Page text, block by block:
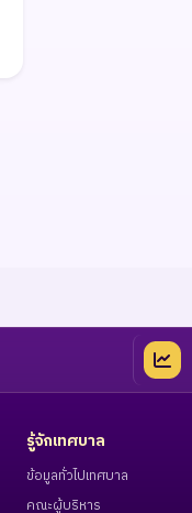
รู้จักเทศบาล
ข้อมูลทั่วไปเทศบาล
คณะผู้บริหาร